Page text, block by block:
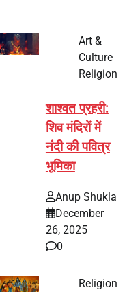
Art &
Culture
Religion
शाश्वत प्रहरी:
शिव मंदिरों में
नंदी की पवित्र
भूमिका
Anup Shukla
December
26, 2025
0
Religion